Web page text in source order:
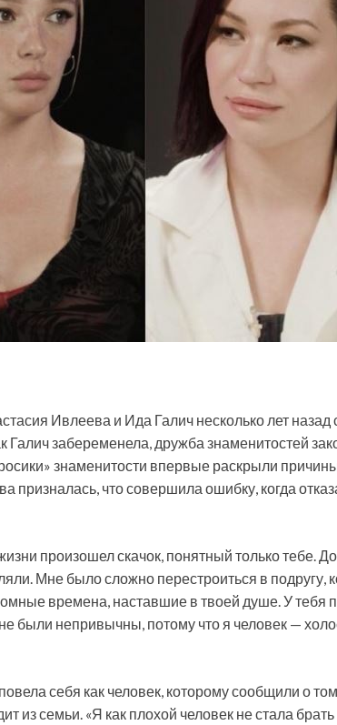
Ивлеева и Ида Галич несколько лет назад
Галич забеременела, дружба знаменитостей
знаменитости впервые раскрыли
призналась, что совершила ошибку, когда
произошел скачок, понятный только тебе.
Мне было сложно перестроиться в подругу,
времена, наставшие в твоей душе. У тебя
были непривычны, потому что я человек —
себя как человек, которому сообщили о
из семьи. «Я как плохой человек не стала